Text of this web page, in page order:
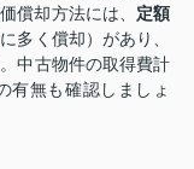
償却方法には、 定額
に多く償却）があり、
中古物件の取得費計
有無も確認しましょ